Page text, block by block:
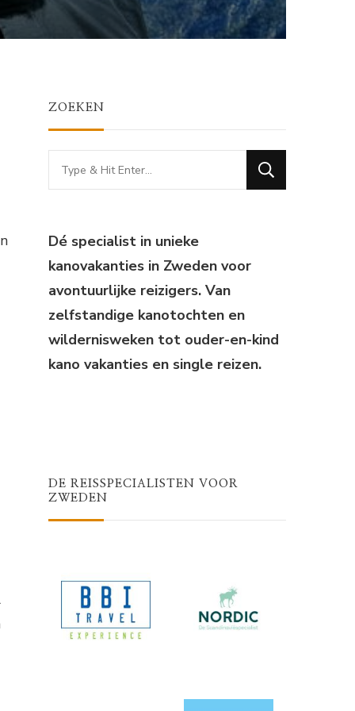
ZOEKEN
Looking
for
Dé specialist in unieke
kanovakanties in Zweden voor
avontuurlijke reizigers. Van
zelfstandige kanotochten en
wildernisweken tot ouder-en-kind
kano vakanties en single reizen.
DE REISSPECIALISTEN VOOR
ZWEDEN